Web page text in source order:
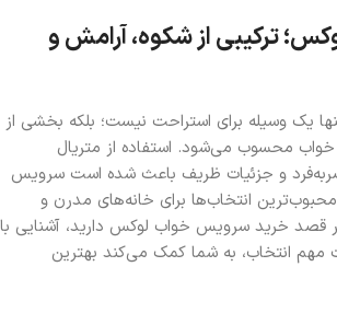
ترکیبی از شکوه، آرامش و
یک وسیله برای استراحت نیست؛ بلکه بخشی از
محسوب می‌شود. استفاده از متریال
و جزئیات ظریف باعث شده است سرویس
انتخاب‌ها برای خانه‌های مدرن و
قصد خرید سرویس خواب لوکس دارید، آشنایی با
مهم انتخاب، به شما کمک می‌کند بهترین